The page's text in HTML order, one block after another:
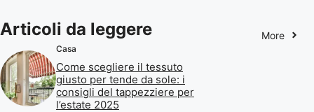
Articoli da leggere More
Casa
Come scegliere il tessuto
giusto per tende da sole: i
consigli del tappezziere per
l’estate 2025